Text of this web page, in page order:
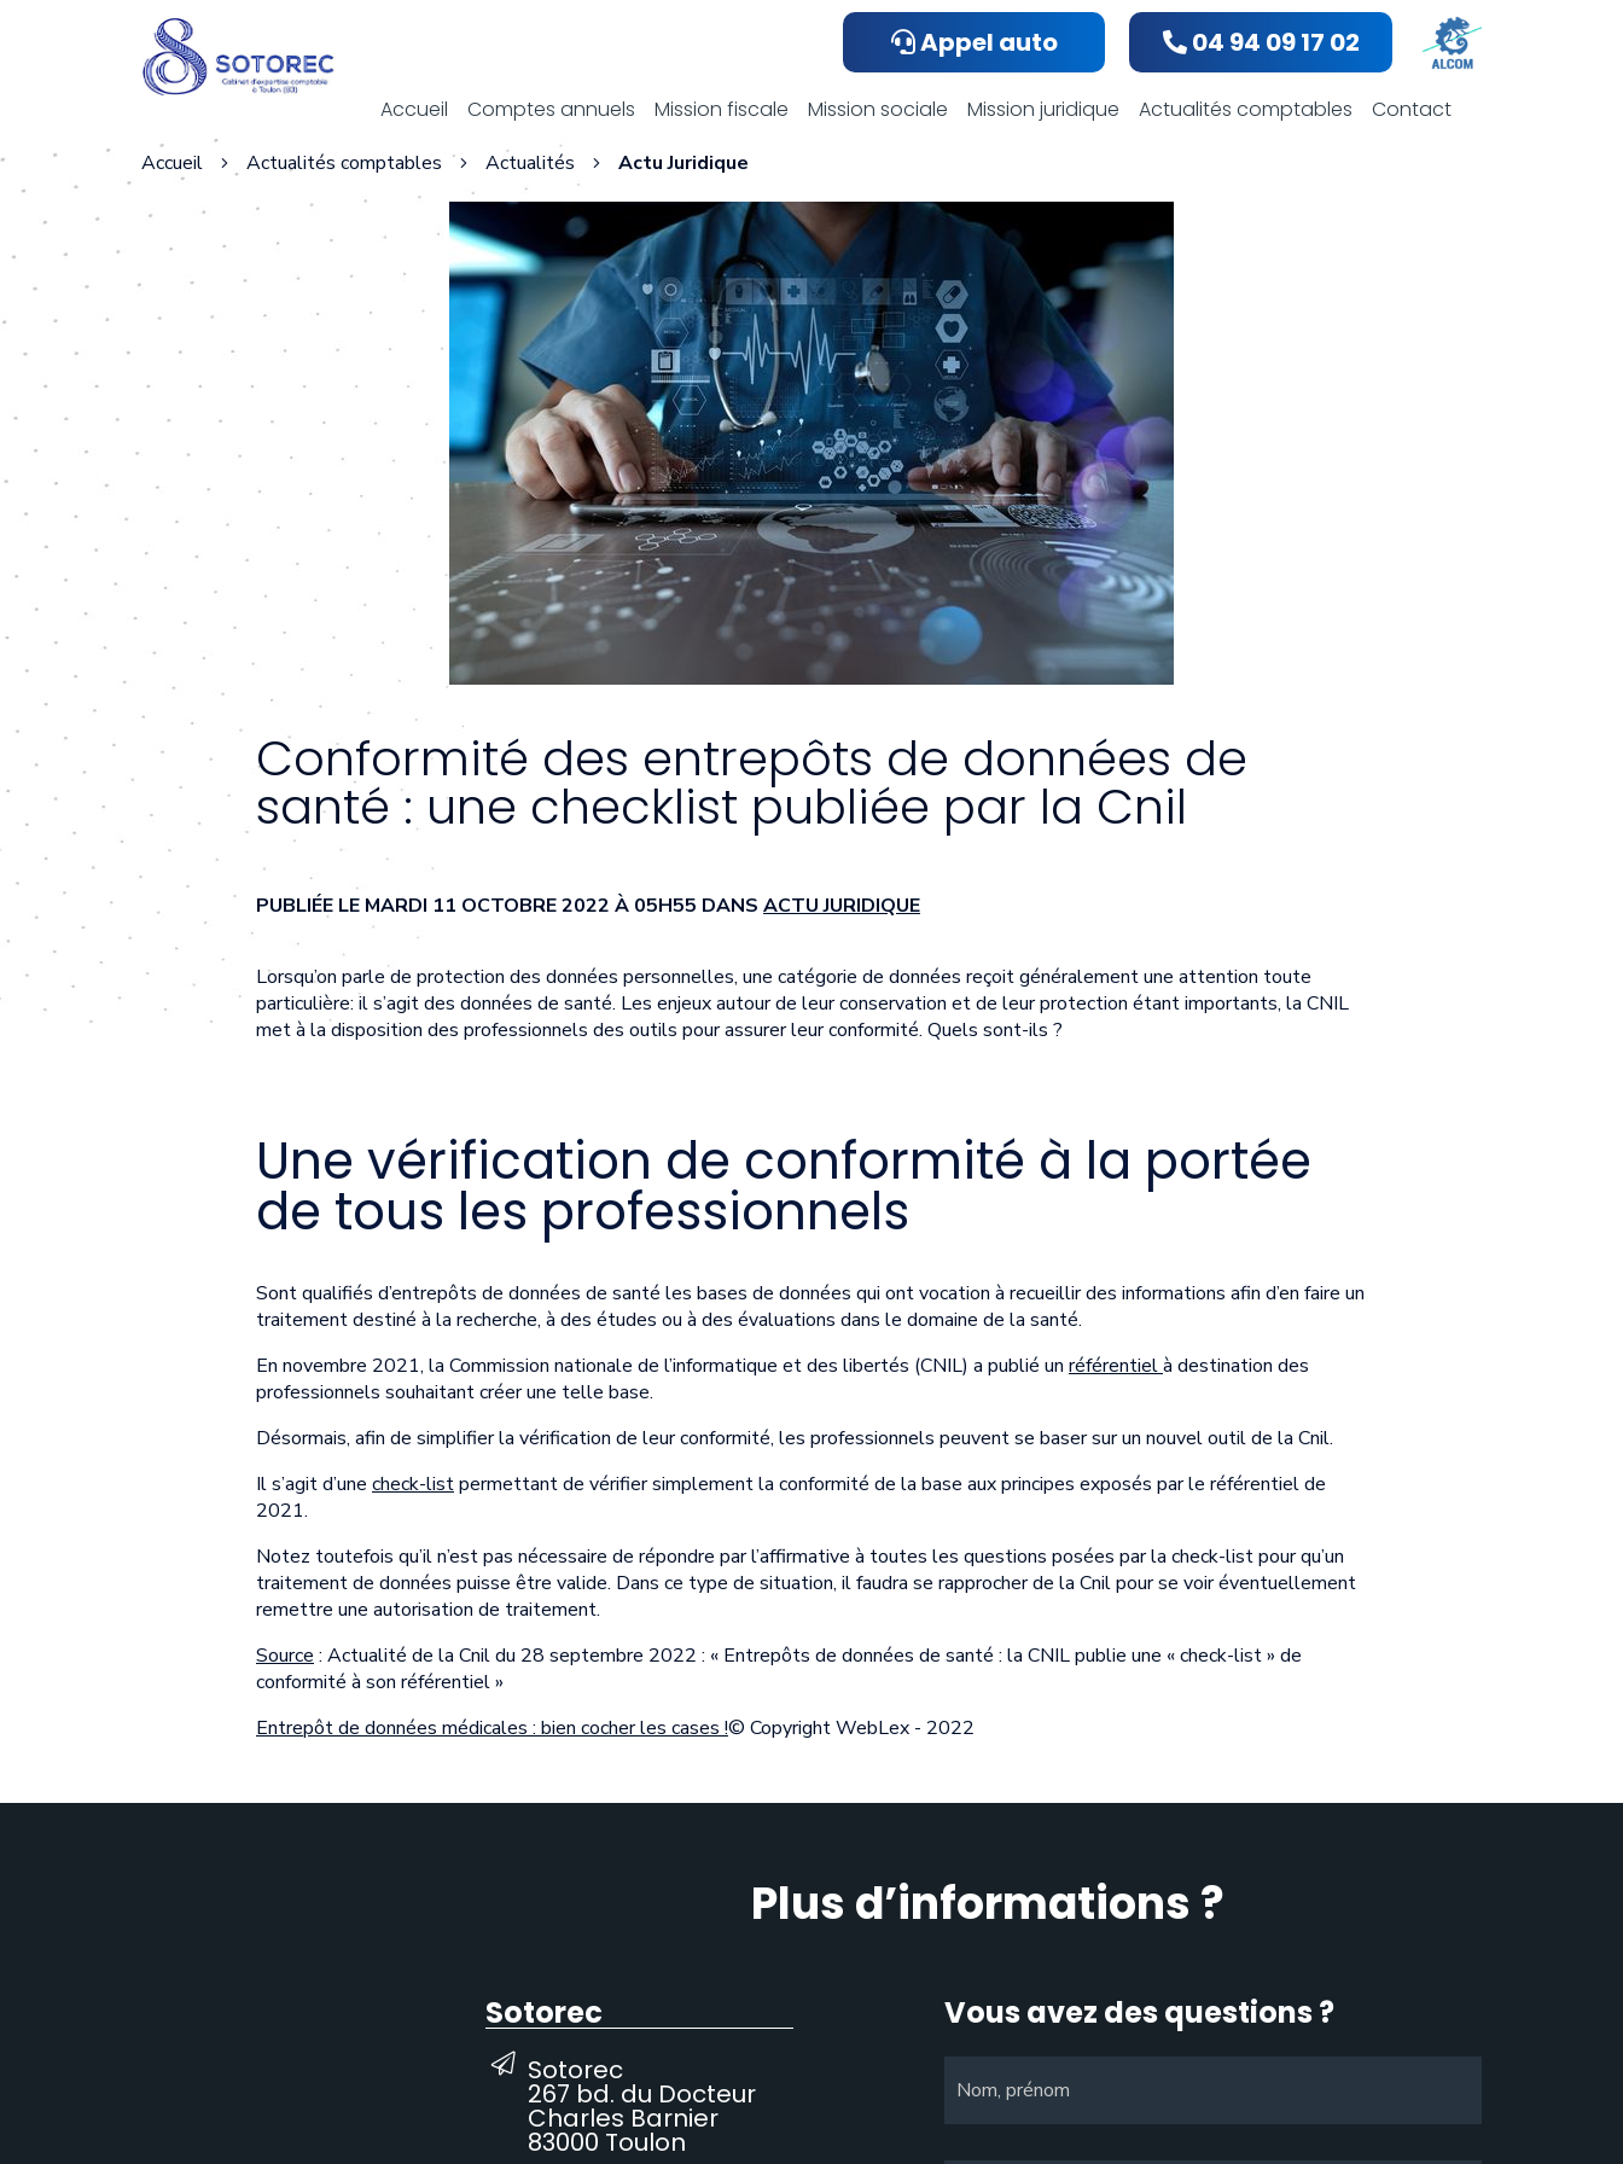
Appel auto 04 94 09 17 02
Accueil Comptes annuels Mission fiscale Mission sociale Mission juridique Actualités comptables Contact
Actualités comptables
Accueil Actualités comptables Actualités Actu Juridique
Conformité des entrepôts de données de
santé : une checklist publiée par la Cnil
PUBLIÉE LE MARDI 11 OCTOBRE 2022 À 05H55 DANS ACTU JURIDIQUE
Lorsqu’on parle de protection des données personnelles, une catégorie de données reçoit généralement une attention toute
particulière: il s’agit des données de santé. Les enjeux autour de leur conservation et de leur protection étant importants, la CNIL
met à la disposition des professionnels des outils pour assurer leur conformité. Quels sont-ils ?
Une vérification de conformité à la portée
de tous les professionnels
Sont qualifiés d’entrepôts de données de santé les bases de données qui ont vocation à recueillir des informations afin d’en faire un
traitement destiné à la recherche, à des études ou à des évaluations dans le domaine de la santé.
En novembre 2021, la Commission nationale de l’informatique et des libertés (CNIL) a publié un référentielà destination des
professionnels souhaitant créer une telle base.
Désormais, afin de simplifier la vérification de leur conformité, les professionnels peuvent se baser sur un nouvel outil de la Cnil.
Il s’agit d’une check-listpermettant de vérifier simplement la conformité de la base aux principes exposés par le référentiel de
2021.
Notez toutefois qu’il n’est pas nécessaire de répondre par l’affirmative à toutes les questions posées par la check-list pour qu’un
traitement de données puisse être valide. Dans ce type de situation, il faudra se rapprocher de la Cnil pour se voir éventuellement
remettre une autorisation de traitement.
Source : Actualité de la Cnil du 28 septembre 2022 : « Entrepôts de données de santé : la CNIL publie une « check-list » de
conformité à son référentiel »
Entrepôt de données médicales : bien cocher les cases !© Copyright WebLex - 2022
Plus d’informations ?
Sotorec
Sotorec
267 bd. du Docteur
Charles Barnier
83000 Toulon
Vous avez des questions ?
Nom, prénom